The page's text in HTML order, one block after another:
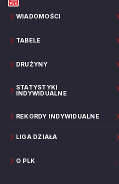
WIADOMOŚCI
TABELE
DRUŻYNY
STATYSTYKI
INDYWIDUALNE
REKORDY INDYWIDUALNE
LIGA DZIAŁA
O PLK